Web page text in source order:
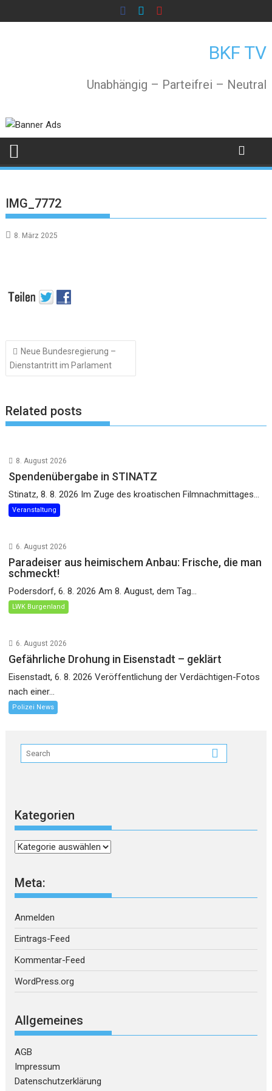
to
BKF TV
Unabhängig – Parteifrei – Neutral
IMG_7772
8. März 2025
Beitragsnavigation
Neue Bundesregierung –
Dienstantritt im Parlament
Related posts
8. August 2026
Spendenübergabe in STINATZ
Stinatz, 8. 8. 2026 Im Zuge des kroatischen Filmnachmittages...
Veranstaltung
6. August 2026
Paradeiser aus heimischem Anbau: Frische, die man
schmeckt!
Podersdorf, 6. 8. 2026 Am 8. August, dem Tag...
LWK Burgenland
6. August 2026
Gefährliche Drohung in Eisenstadt – geklärt
Eisenstadt, 6. 8. 2026 Veröffentlichung der Verdächtigen-Fotos
nach einer...
Polizei News
Kategorien
Kategorien
Meta:
Anmelden
Eintrags-Feed
Kommentar-Feed
WordPress.org
Allgemeines
AGB
Impressum
Datenschutzerklärung